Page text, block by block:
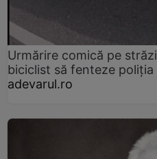
Urmărire comică pe
biciclist să fenteze poliția
adevarul.ro